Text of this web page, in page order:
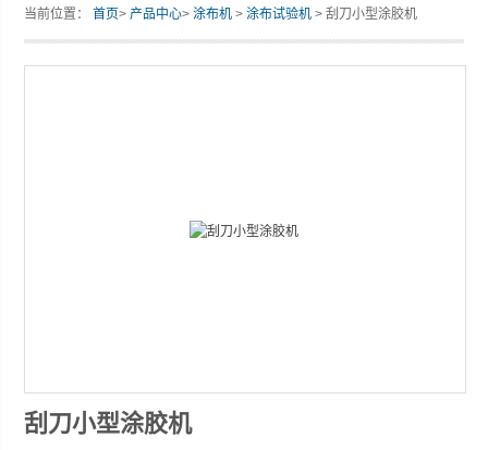
当前位置：首页>产品中心>涂布机 >涂布试验机 > 刮刀小型涂胶机
刮刀小型涂胶机